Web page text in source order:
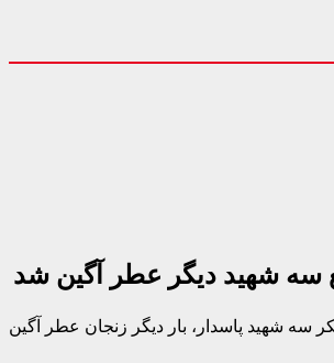
سه شهید دیگر عطر آگین شد
سه شهید پاسدار، بار دیگر زنجان عطر آگین